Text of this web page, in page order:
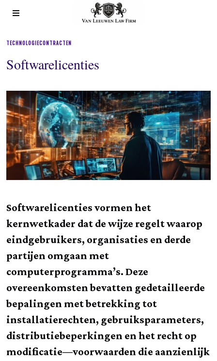
TECHNOLOGIECONTRACTEN
Softwarelicenties
Softwarelicenties vormen het
kernwetkader dat de wijze regelt waarop
eindgebruikers, organisaties en derde
partijen omgaan met
computerprogramma’s. Deze
overeenkomsten bevatten gedetailleerde
bepalingen met betrekking tot
installatierechten, gebruiksparameters,
distributiebeperkingen en het recht op
modificatie—voorwaarden die aanzienlijk